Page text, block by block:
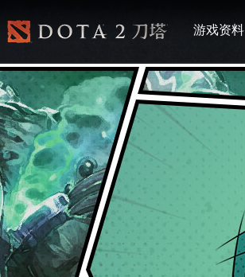
游戏资料